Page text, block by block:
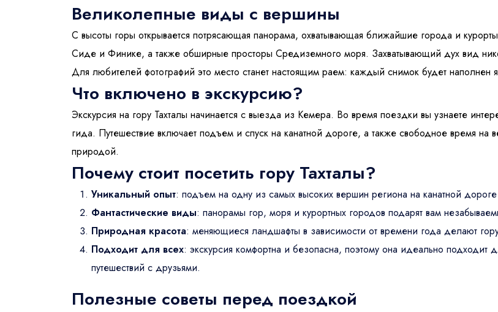
Великолепные виды с вершины
С высоты горы открывается потрясающая панорама, охватывающая ближайшие города и
Сиде и Финике, а также обширные просторы Средиземного моря. Захватывающий дух вид
Для любителей фотографий это место станет настоящим раем: каждый снимок будет
Что включено в экскурсию?
Экскурсия на гору Тахталы начинается с выезда из Кемера. Во время поездки вы узнаете
гида. Путешествие включает подъем и спуск на канатной дороге, а также свободное время
природой.
Почему стоит посетить гору Тахталы?
Уникальный опыт: подъем на одну из самых высоких вершин региона на канатной
Фантастические виды: панорамы гор, моря и курортных городов подарят вам
Природная красота: меняющиеся ландшафты в зависимости от времени года делают
Подходит для всех: экскурсия комфортна и безопасна, поэтому она идеально подходит
путешествий с друзьями.
Полезные советы перед поездкой